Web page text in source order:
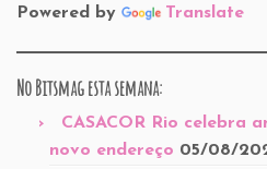
Powered by Translate
No Bitsmag esta semana:
CASACOR Rio celebra
novo endereço 05/08/